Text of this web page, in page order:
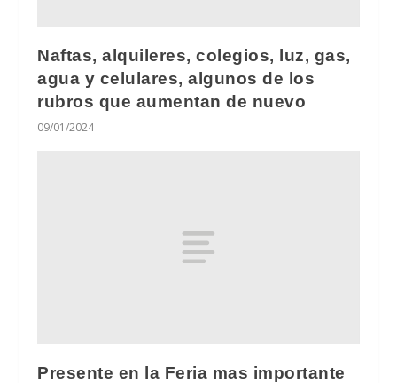
Naftas, alquileres, colegios, luz, gas,
agua y celulares, algunos de los
rubros que aumentan de nuevo
09/01/2024
Presente en la Feria mas importante